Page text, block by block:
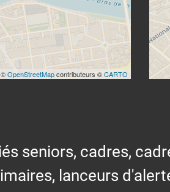
OpenStreetMapcontributeurs ©CARTO
seniors, cadres,
lanceurs